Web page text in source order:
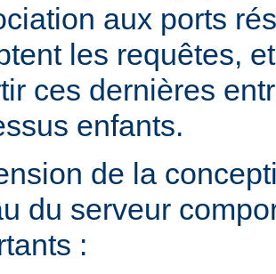
aux ports
les requêtes,
ces dernières
enfants.
de la
du serveur
: